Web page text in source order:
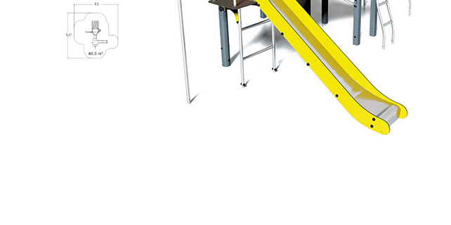
Jocuri cu nisip
Echipamente de catarat
Trasee echilibristica